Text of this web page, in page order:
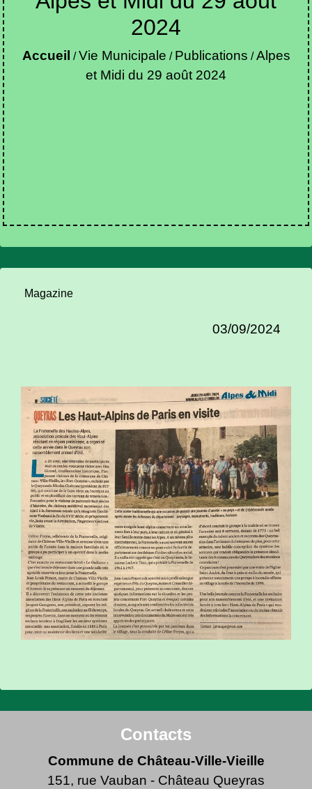
2024
Accueil /Vie Municipale / Publications /Alpes
et Midi du 29 août 2024
Magazine
03/09/2024
Contacts
Commune de Château-Ville-Vieille
151, rue Vauban - Château Queyras